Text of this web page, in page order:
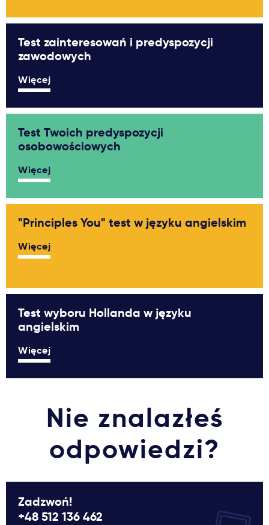
Test zainteresowań i predyspozycji
zawodowych
Więcej
Test Twoich predyspozycji
osobowościowych
Więcej
"Principles You" test w języku angielskim
Więcej
Test wyboru Hollanda w języku
angielskim
Więcej
Nie znalazłeś
odpowiedzi?
Zadzwoń!
+48 512 136 462